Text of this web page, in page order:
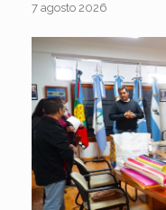
7 agosto 2026